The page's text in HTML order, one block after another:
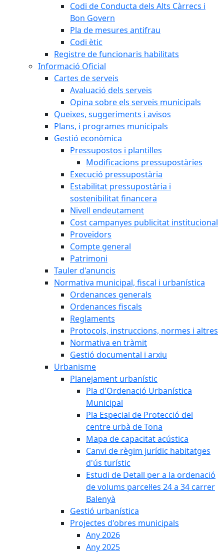
Codi de Conducta dels Alts Càrrecs i
Bon Govern
Pla de mesures antifrau
Codi ètic
Registre de funcionaris habilitats
Informació Oficial
Cartes de serveis
Avaluació dels serveis
Opina sobre els serveis municipals
Queixes, suggeriments i avisos
Plans, i programes municipals
Gestió econòmica
Pressupostos i plantilles
Modificacions pressupostàries
Execució pressupostària
Estabilitat pressupostària i
sostenibilitat financera
Nivell endeutament
Cost campanyes publicitat institucional
Proveïdors
Compte general
Patrimoni
Tauler d'anuncis
Normativa municipal, fiscal i urbanística
Ordenances generals
Ordenances fiscals
Reglaments
Protocols, instruccions, normes i altres
Normativa en tràmit
Gestió documental i arxiu
Urbanisme
Planejament urbanístic
Pla d'Ordenació Urbanística
Municipal
Pla Especial de Protecció del
centre urbà de Tona
Mapa de capacitat acústica
Canvi de règim jurídic habitatges
d'ús turístic
Estudi de Detall per a la ordenació
de volums parcel·les 24 a 34 carrer
Balenyà
Gestió urbanística
Projectes d'obres municipals
Any 2026
Any 2025